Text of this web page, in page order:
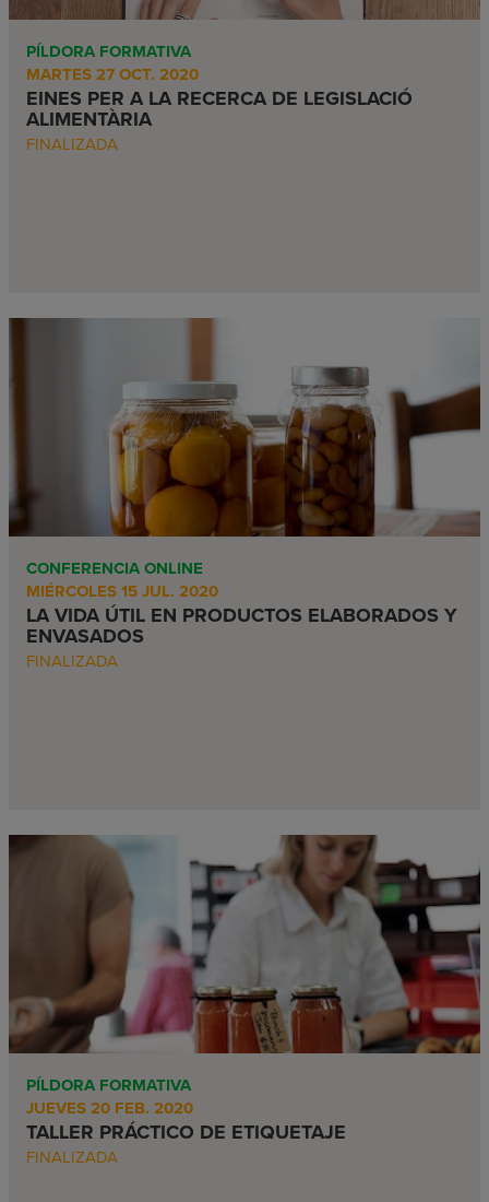
PÍLDORA FORMATIVA
MARTES 27 OCT. 2020
EINES PER A LA RECERCA DE LEGISLACIÓ
ALIMENTÀRIA
FINALIZADA
CONFERENCIA ONLINE
MIÉRCOLES 15 JUL. 2020
LA VIDA ÚTIL EN PRODUCTOS ELABORADOS Y
ENVASADOS
FINALIZADA
PÍLDORA FORMATIVA
JUEVES 20 FEB. 2020
TALLER PRÁCTICO DE ETIQUETAJE
FINALIZADA